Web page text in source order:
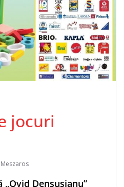
jocuri
„Ovid Densusianu”